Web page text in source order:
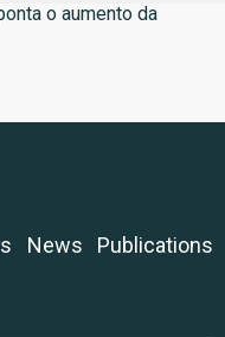
o aumento da
News
Publications